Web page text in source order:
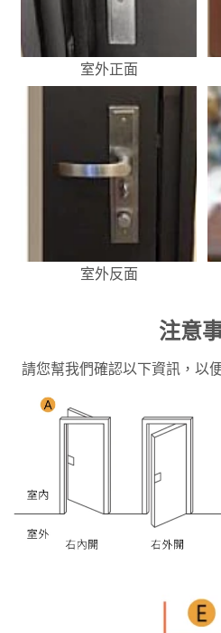
室外正面
室外反面
注意
請您幫我們確認以下資訊，以